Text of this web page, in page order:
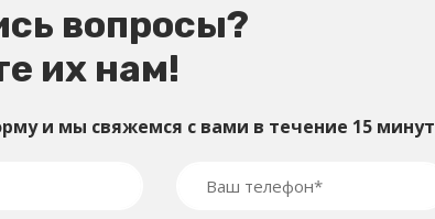
вопросы?
их нам!
и мы свяжемся с вами в течение 15 минут